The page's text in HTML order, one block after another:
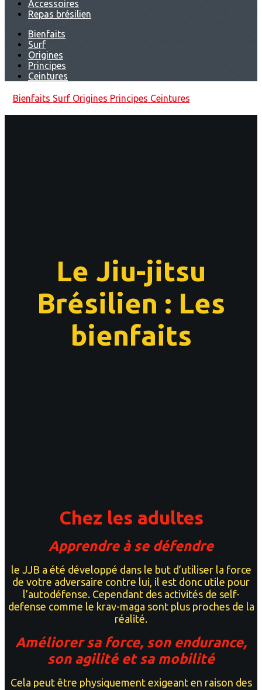
Accessoires
Repas brésilien
Bienfaits
Surf
Origines
Principes
Ceintures
Bienfaits Surf Origines Principes Ceintures
Le Jiu-jitsu
Brésilien : Les
bienfaits
Chez les adultes
Apprendre à se défendre
le JJB a été développé dans le but d’utiliser la force
de votre adversaire contre lui, il est donc utile pour
l’autodéfense. Cependant des activités de self-
defense comme le krav-maga sont plus proches de la
réalité.
Améliorer sa force, son endurance,
son agilité et sa mobilité
Cela peut être physiquement exigeant en raison des